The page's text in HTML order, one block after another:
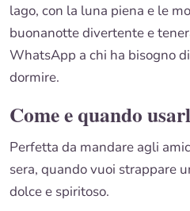
lago, con la luna piena e le
buonanotte divertente e
WhatsApp a chi ha bisogno
dormire.
Come e quando
Perfetta da mandare agli
sera, quando vuoi strappare
dolce e spiritoso.